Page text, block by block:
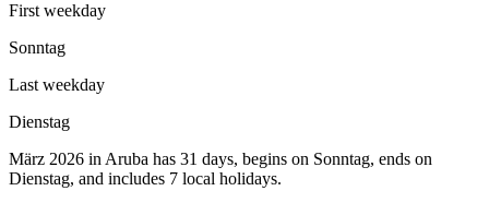
First weekday
Sonntag
Last weekday
Dienstag
März 2026 in Aruba has 31 days, begins on Sonntag, ends on
Dienstag, and includes 7 local holidays.